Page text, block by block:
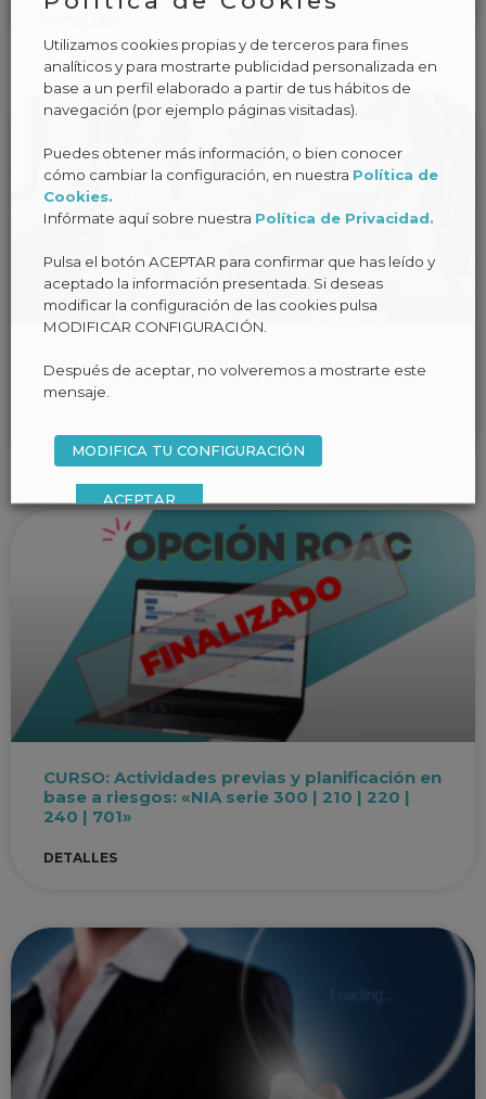
planificación, ejecución de áreas de trabajo
«NIA serie 330 y serie 500»
DETALLES
CURSO: Actividades previas y planificación en
base a riesgos: «NIA serie 300 | 210 | 220 |
240 | 701»
DETALLES
Utilizamos cookies propias y de terceros para fines
analíticos y para mostrarte publicidad personalizada en
base a un perfil elaborado a partir de tus hábitos de
navegación (por ejemplo páginas visitadas).
Puedes obtener más información, o bien conocer
cómo cambiar la configuración, en nuestra Política de
Cookies.
Infórmate aquí sobre nuestra Política de Privacidad.
Pulsa el botón ACEPTAR para confirmar que has leído y
aceptado la información presentada. Si deseas
modificar la configuración de las cookies pulsa
MODIFICAR CONFIGURACIÓN.
Después de aceptar, no volveremos a mostrarte este
mensaje.
MODIFICA TU CONFIGURACIÓN
ACEPTAR